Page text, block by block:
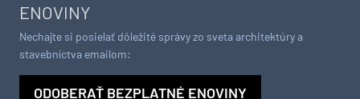
ENOVINY
Nechajte si posielať dôležité správy zo sveta architektúry a
stavebníctva emailom:
ODOBERAŤ BEZPLATNÉ ENOVINY